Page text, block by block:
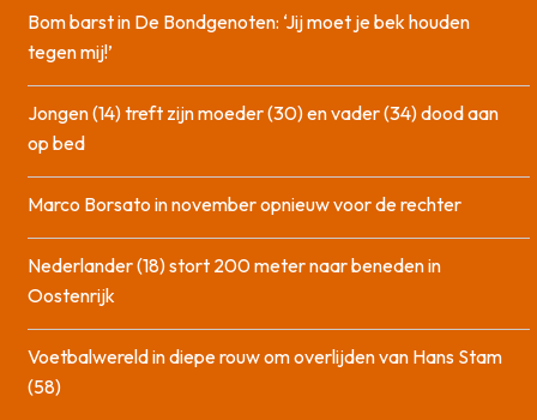
Bom barst in De Bondgenoten: ‘Jij moet je bek houden
tegen mij!’
Jongen (14) treft zijn moeder (30) en vader (34) dood aan
op bed
Marco Borsato in november opnieuw voor de rechter
Nederlander (18) stort 200 meter naar beneden in
Oostenrijk
Voetbalwereld in diepe rouw om overlijden van Hans Stam
(58)